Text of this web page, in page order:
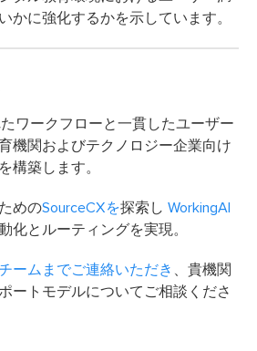
かに強化するかを示しています。
ワークフローと一貫したユーザー
機関およびテクノロジー企業向け
構築します。
めのSourceCXを探索し WorkingAI
化とルーティングを実現。
ームまでご連絡いただき
、貴機関
ートモデルについてご相談くださ